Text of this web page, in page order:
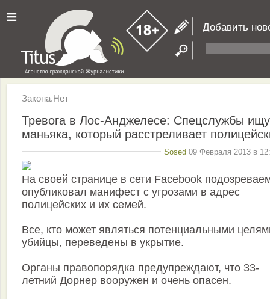
≡ Добавить
Закона.Нет
Тревога в Лос-Анджелесе: Спецслужбы
маньяка, который расстреливает
Sosed 09 Февраля 2013 в
На своей странице в сети Facebook
опубликовал манифест с угрозами в адрес
полицейских и их семей.
Все, кто может являться потенциальными
убийцы, переведены в укрытие.
Органы правопорядка предупреждают, что 33-
летний Дорнер вооружен и очень опасен.